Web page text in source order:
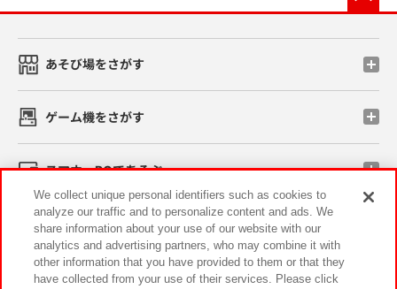
あそび場をさがす
ゲーム機をさがす
スマホ・PCであそぶ
イベント・キャンペーン
We collect unique personal identifiers such as cookies to
analyze our traffic and to personalize content and ads. We
share information about your use of our website with our
analytics and advertising partners, who may combine it with
other information that you have provided to them or that they
have collected from your use of their services. Please click